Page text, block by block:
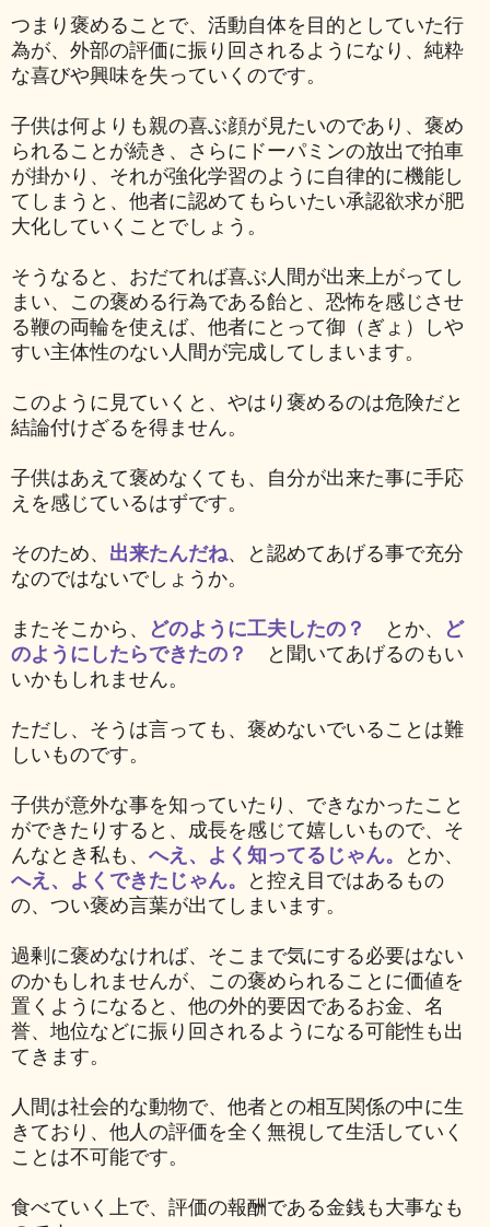
つまり褒めることで、活動自体を目的としていた行
為が、外部の評価に振り回されるようになり、純粋
な喜びや興味を失っていくのです。
子供は何よりも親の喜ぶ顔が見たいのであり、褒め
られることが続き、さらにドーパミンの放出で拍車
が掛かり、それが強化学習のように自律的に機能し
てしまうと、他者に認めてもらいたい承認欲求が肥
大化していくことでしょう。
そうなると、おだてれば喜ぶ人間が出来上がってし
まい、 この褒める行為である飴と、恐怖を感じさせ
る鞭の両輪を使えば、他者にとって御（ぎょ）しや
すい主体性のない人間が完成してしまいます。
このように見ていくと、やはり褒めるのは危険だと
結論付けざるを得ません。
子供はあえて褒めなくても、自分が出来た事に手応
えを感じているはずです。
そのため、 出来たんだね、と認めてあげる事で充分
なのではないでしょうか。
またそこから、 どのように工夫したの？ とか、
ど
のようにしたらできたの？
と聞いてあげるのもい
いかもしれません。
ただし、そうは言っても、褒めないでいることは難
しいものです。
子供が意外な事を知っていたり、できなかったこと
ができたりすると、成長を感じて嬉しいもので、 そ
んなとき私も、 へえ、よく知ってるじゃん。
とか、
へえ、よくできたじゃん。
と控え目ではあるもの
の、つい褒め言葉が出てしまいます。
過剰に褒めなければ、そこまで気にする必要はない
のかもしれませんが、この褒められることに価値を
置くようになると、他の外的要因であるお金、名
誉、地位などに振り回されるようになる可能性も出
てきます。
人間は社会的な動物で、他者との相互関係の中に生
きており、他人の評価を全く無視して生活していく
ことは不可能です。
食べていく上で、評価の報酬である金銭も大事なも